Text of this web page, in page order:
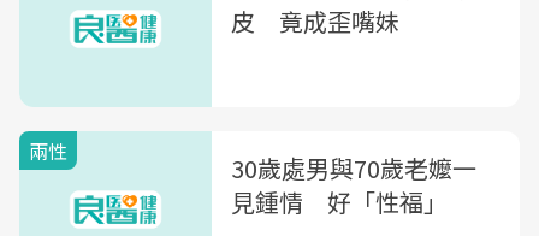
皮 竟成歪嘴妹
兩性
30歲處男與70歲老嬤一
見鍾情 好「性福」